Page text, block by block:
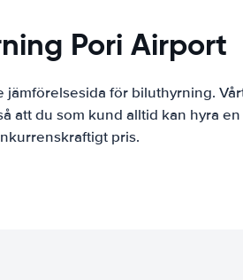
Pori Airport
för biluthyrning.
att du som kund alltid kan hyra
pris.